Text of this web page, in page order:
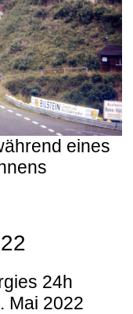
eines
24h
Mai 2022